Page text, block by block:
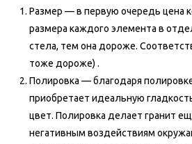
Размер — в первую очередь цена
размера каждого элемента в
стела, тем она дороже.
тоже дороже) .
Полировка — благодаря
приобретает идеальную
цвет. Полировка делает гранит
негативным воздействиям